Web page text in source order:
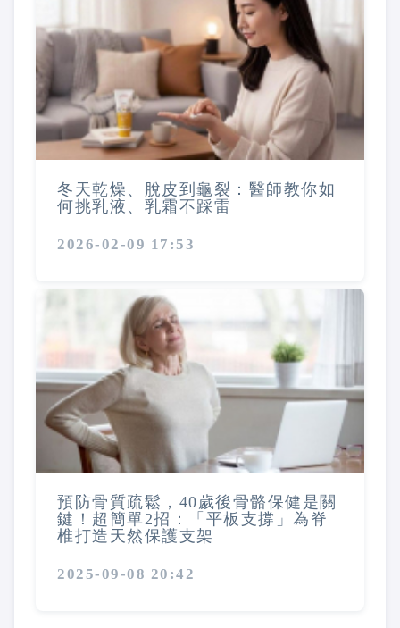
冬天乾燥、脫皮到龜裂：醫師教你如
何挑乳液、乳霜不踩雷
2026-02-09 17:53
預防骨質疏鬆，40歲後骨骼保健是關
鍵！超簡單2招：「平板支撐」為脊
椎打造天然保護支架
2025-09-08 20:42